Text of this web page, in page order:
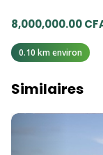
8,000,000.00
0.10 km environ
Similaires